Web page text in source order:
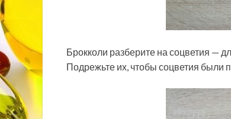
Брокколи разберите на соцветия —
Подрежьте их, чтобы соцветия были